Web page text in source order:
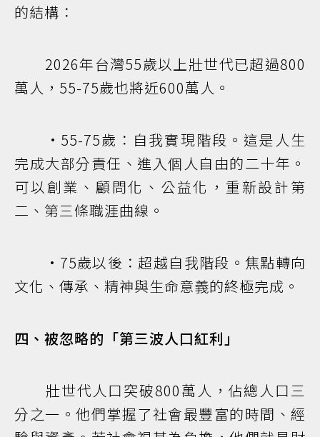
的結構：
2026年台灣55歲以上壯世代已超過800
萬人，55-75歲也將近600萬人。
•55-75歲：自我實現階段。這是人生
完成大部分責任、進入個人自由的二十年。
可以創業、顧問化、公益化，重新設計第
二、第三條職涯曲線。
•75歲以後：超越自我階段。焦點轉向
文化、傳承、精神與生命意義的終極完成。
四、被忽略的「第三波人口紅利」
壯世代人口突破800萬人，佔總人口三
分之一。他們掌握了社會最豐富的時間、經